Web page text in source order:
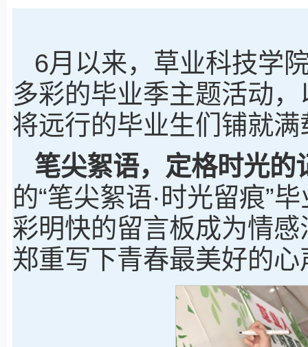
6月以来，草业科技学
多彩的毕业季主题活动
将远行的毕业生们铺就
笔尖絮语， 定格时光的
的“笔尖絮语·时光留痕”
彩明快的留言板成为情
郑重写下青春最美好的